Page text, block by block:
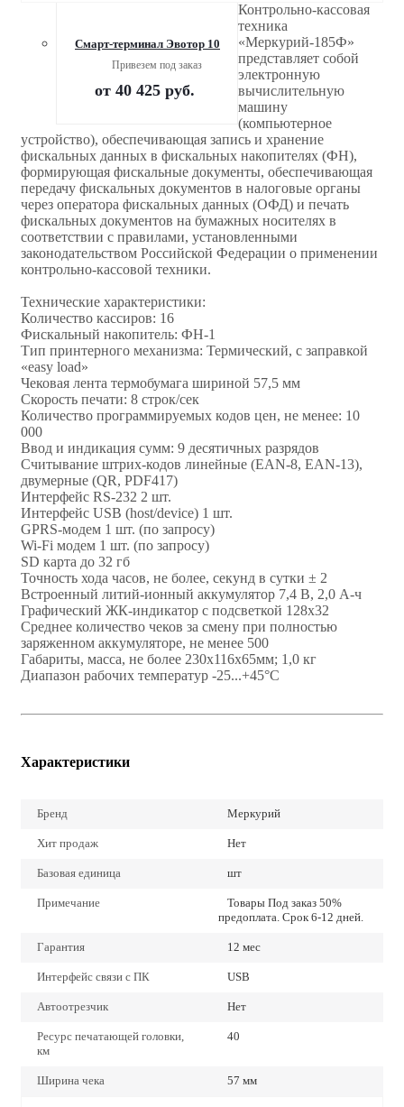
Смарт-терминал Эвотор 10
Привезем под заказ
от 40 425 руб.
Контрольно-кассовая
техника
«Меркурий-185Ф»
представляет собой
электронную
вычислительную
машину
(компьютерное
устройство), обеспечивающая запись и хранение
фискальных данных в фискальных накопителях (ФН),
формирующая фискальные документы, обеспечивающая
передачу фискальных документов в налоговые органы
через оператора фискальных данных (ОФД) и печать
фискальных документов на бумажных носителях в
соответствии с правилами, установленными
законодательством Российской Федерации о применении
контрольно-кассовой техники.
Технические характеристики:
Количество кассиров: 16
Фискальный накопитель: ФН-1
Тип принтерного механизма: Термический, с заправкой
«easy load»
Чековая лента термобумага шириной 57,5 мм
Скорость печати: 8 строк/сек
Количество программируемых кодов цен, не менее: 10
000
Ввод и индикация сумм: 9 десятичных разрядов
Считывание штрих-кодов линейные (EAN-8, ЕАN-13),
двумерные (QR, PDF417)
Интерфейс RS-232 2 шт.
Интерфейс USB (host/device) 1 шт.
GPRS-модем 1 шт. (по запросу)
Wi-Fi модем 1 шт. (по запросу)
SD карта до 32 гб
Точность хода часов, не более, секунд в сутки ± 2
Встроенный литий-ионный аккумулятор 7,4 В, 2,0 А-ч
Графический ЖК-индикатор с подсветкой 128х32
Среднее количество чеков за смену при полностью
заряженном аккумуляторе, не менее 500
Габариты, масса, не более 230х116х65мм; 1,0 кг
Диапазон рабочих температур -25...+45°С
Характеристики
Бренд Меркурий
Хит продаж Нет
Базовая единица шт
Примечание
Товары Под заказ 50%
предоплата. Срок 6-12 дней.
Гарантия 12 мес
Интерфейс связи с ПК USB
Автоотрезчик Нет
Ресурс печатающей головки,
км
40
Ширина чека 57 мм